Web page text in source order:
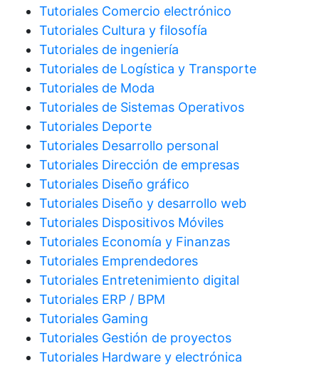
Tutoriales Comercio electrónico
Tutoriales Cultura y filosofía
Tutoriales de ingeniería
Tutoriales de Logística y Transporte
Tutoriales de Moda
Tutoriales de Sistemas Operativos
Tutoriales Deporte
Tutoriales Desarrollo personal
Tutoriales Dirección de empresas
Tutoriales Diseño gráfico
Tutoriales Diseño y desarrollo web
Tutoriales Dispositivos Móviles
Tutoriales Economía y Finanzas
Tutoriales Emprendedores
Tutoriales Entretenimiento digital
Tutoriales ERP / BPM
Tutoriales Gaming
Tutoriales Gestión de proyectos
Tutoriales Hardware y electrónica